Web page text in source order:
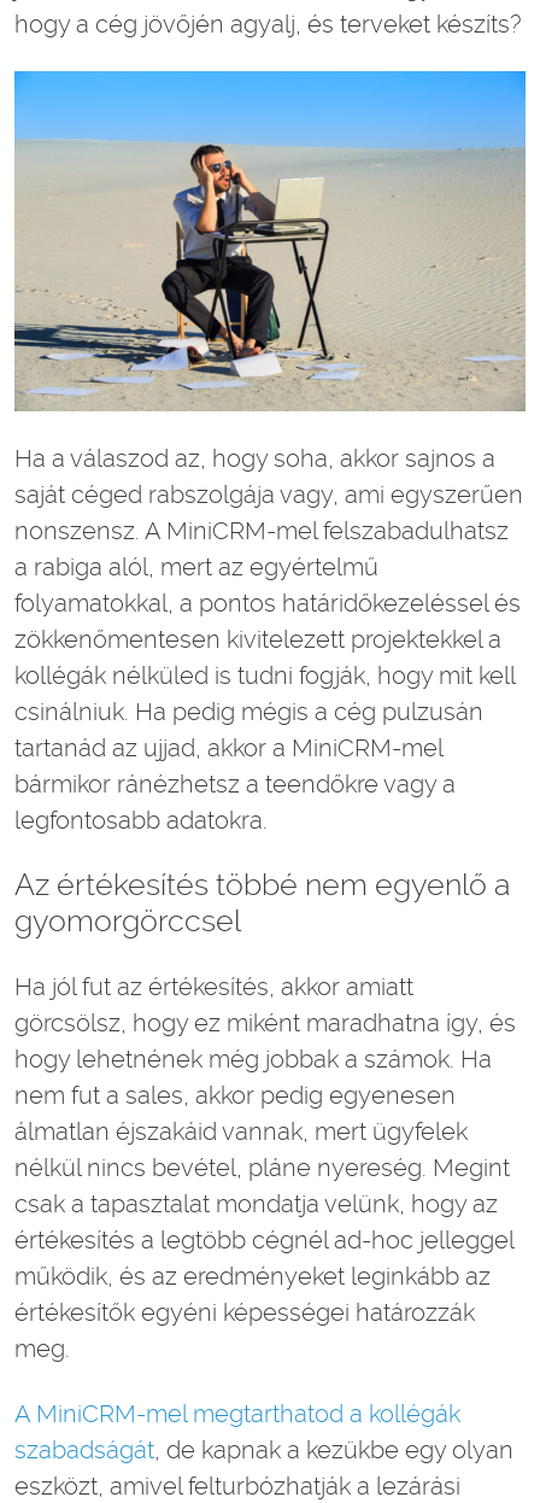
hogy a cég jövőjén agyalj, és terveket készíts?
Ha a válaszod az, hogy soha, akkor sajnos a
saját céged rabszolgája vagy, ami egyszerűen
nonszensz. A MiniCRM-mel felszabadulhatsz
a rabiga alól, mert az egyértelmű
folyamatokkal, a pontos határidőkezeléssel és
zökkenőmentesen kivitelezett projektekkel a
kollégák nélküled is tudni fogják, hogy mit kell
csinálniuk. Ha pedig mégis a cég pulzusán
tartanád az ujjad, akkor a MiniCRM-mel
bármikor ránézhetsz a teendőkre vagy a
legfontosabb adatokra.
Az értékesítés többé nem egyenlő a
gyomorgörccsel
Ha jól fut az értékesítés, akkor amiatt
görcsölsz, hogy ez miként maradhatna így, és
hogy lehetnének még jobbak a számok. Ha
nem fut a sales, akkor pedig egyenesen
álmatlan éjszakáid vannak, mert ügyfelek
nélkül nincs bevétel, pláne nyereség. Megint
csak a tapasztalat mondatja velünk, hogy az
értékesítés a legtöbb cégnél ad-hoc jelleggel
működik, és az eredményeket leginkább az
értékesítők egyéni képességei határozzák
meg.
A MiniCRM-mel megtarthatod a kollégák
szabadságát, de kapnak a kezükbe egy olyan
eszközt, amivel felturbózhatják a lezárási